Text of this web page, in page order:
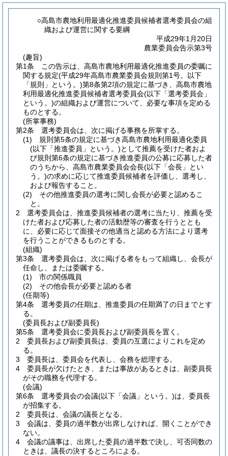
○高島市農地利用最適化推進委員候補者選考委員会の組
織および運営に関する要綱
平成29年1月20日
農業委員会告示第3号
(趣旨)
第1条
この告示は、高島市農地利用最適化推進委員の委嘱に
関する規定(平成29年高島市農業委員会規則第1号。以下
「規則」という。)第8条第2項の規定に基づき、高島市農地
利用最適化推進委員候補者選考委員会(以下「選考委員会」
という。)の組織および運営について、必要な事項を定める
ものとする。
(所掌事務)
第2条
選考委員会は、次に掲げる事務を所掌する。
(1)
規則第5条の規定に基づき高島市農地利用最適化委員
(以下「推進委員」という。)として推薦を受けた者およ
び規則第6条の規定に基づき推進委員の公募に応募した者
のうちから、高島市農業委員会会長(以下「会長」とい
う。)の求めに応じて推進委員候補者を評価し、選考し、
および報告すること。
(2)
その他推進委員の選考に関し会長が必要と認めるこ
と。
2
選考委員会は、推進委員候補者の選考に当たり、推薦を受
けた者および応募した者の活動歴等の審査を行うととも
に、必要に応じて面接その他適当と認める方法により選考
を行うことができるものとする。
(組織)
第3条
選考委員会は、次に掲げる者をもって組織し、会長が
任命し、または委嘱する。
(1)
市の関係職員
(2)
その他会長が必要と認める者
(任期等)
第4条
選考委員の任期は、推進委員の任期満了の日までとす
る。
(委員長および副委員長)
第5条
選考委員会に委員長および副委員長を置く。
2
委員長および副委員長は、委員の互選によりこれを定め
る。
3
委員長は、委員会を代表し、会務を総理する。
4
委員長が欠けたとき、または事故があるときは、副委員長
がその職務を代理する。
(会議)
第6条
選考委員会の会議(以下「会議」という。)は、委員長
が招集する。
2
委員長は、会議の議長となる。
3
会議は、委員の過半数が出席しなければ、開くことができ
ない。
4
会議の議事は、出席した委員の過半数で決し、可否同数の
ときは、議長の決するところによる。